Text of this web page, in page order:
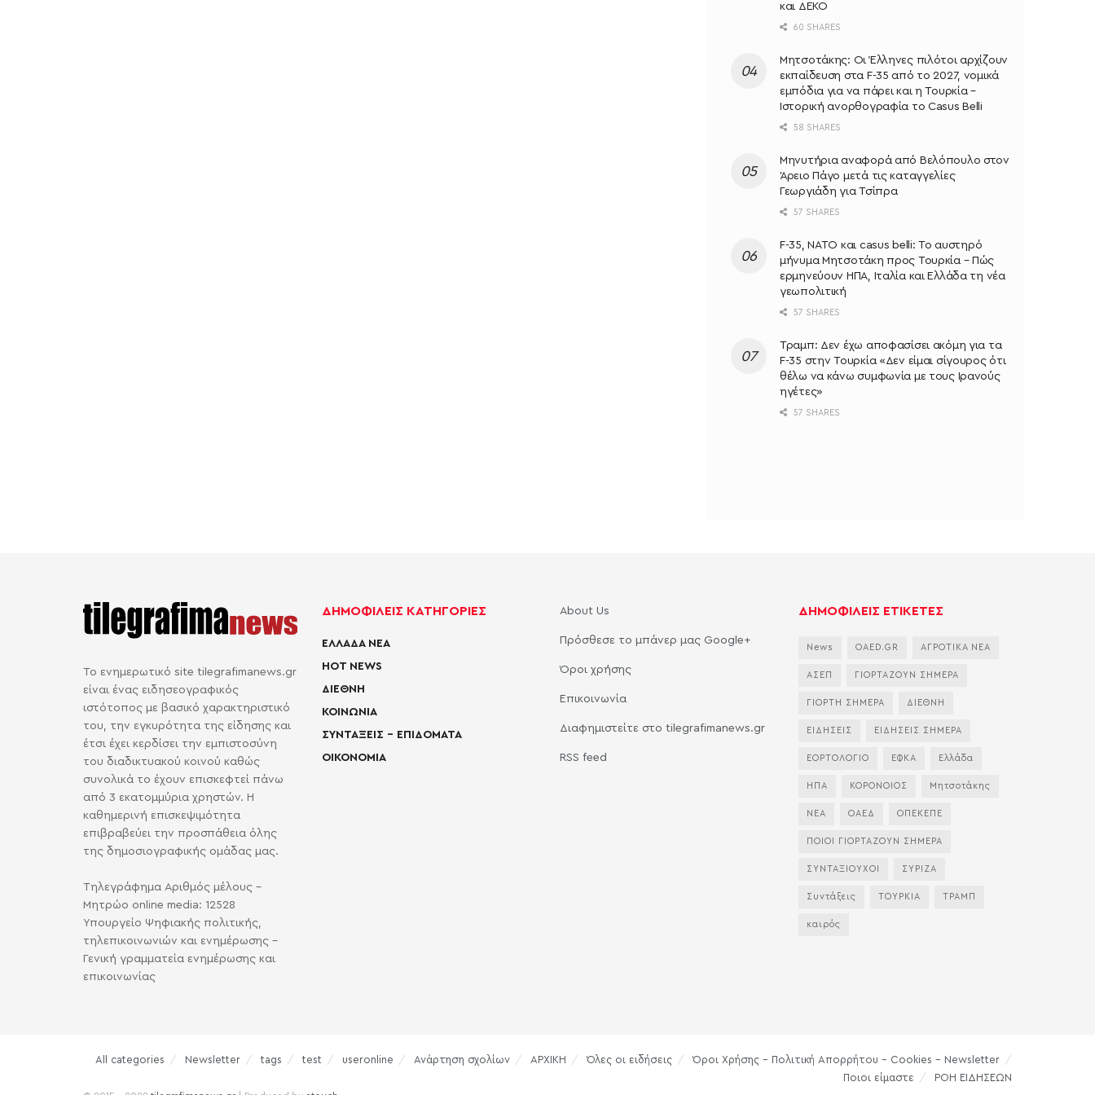
και ΔΕΚΟ
60 SHARES
Μητσοτάκης: Oι Έλληνες πιλότοι αρχίζουν
εκπαίδευση στα F-35 από το 2027, νομικά
εμπόδια για να πάρει και η Τουρκία –
Ιστορική ανορθογραφία το Casus Belli
58 SHARES
Μηνυτήρια αναφορά από Βελόπουλο στον
Άρειο Πάγο μετά τις καταγγελίες
Γεωργιάδη για Τσίπρα
57 SHARES
F-35, ΝΑΤΟ και casus belli: Το αυστηρό
μήνυμα Μητσοτάκη προς Τουρκία – Πώς
ερμηνεύουν ΗΠΑ, Ιταλία και Ελλάδα τη νέα
γεωπολιτική
57 SHARES
Τραμπ: Δεν έχω αποφασίσει ακόμη για τα
F-35 στην Τουρκία «Δεν είμαι σίγουρος ότι
θέλω να κάνω συμφωνία με τους Ιρανούς
ηγέτες»
57 SHARES
Το ενημερωτικό site tilegrafimanews.gr
είναι ένας ειδησεογραφικός
ιστότοπος με βασικό χαρακτηριστικό
του, την εγκυρότητα της είδησης και
έτσι έχει κερδίσει την εμπιστοσύνη
του διαδικτυακού κοινού καθώς
συνολικά το έχουν επισκεφτεί πάνω
από 3 εκατομμύρια χρηστών. Η
καθημερινή επισκεψιμότητα
επιβραβεύει την προσπάθεια όλης
της δημοσιογραφικής ομάδας μας.
Τηλεγράφημα Αριθμός μέλους -
Μητρώο online media: 12528
Υπουργείο Ψηφιακής πολιτικής,
τηλεπικοινωνιών και ενημέρωσης -
Γενική γραμματεία ενημέρωσης και
επικοινωνίας
ΔΗΜΟΦΙΛΕΙΣ ΚΑΤΗΓΟΡΙΕΣ
ΕΛΛΑΔΑ ΝΕΑ
HOT NEWS
ΔΙΕΘΝΗ
ΚΟΙΝΩΝΙΑ
ΣΥΝΤΑΞΕΙΣ – ΕΠΙΔΟΜΑΤΑ
ΟΙΚΟΝΟΜΙΑ
About Us
Πρόσθεσε το μπάνερ μας Google+
Όροι χρήσης
Επικοινωνία
Διαφημιστείτε στο tilegrafimanews.gr
RSS feed
ΔΗΜΟΦΙΛΕΙΣ ΕΤΙΚΕΤΕΣ
News OAED.GR ΑΓΡΟΤΙΚΑ ΝΕΑ
ΑΣΕΠ ΓΙΟΡΤΑΖΟΥΝ ΣΗΜΕΡΑ
ΓΙΟΡΤΗ ΣΗΜΕΡΑ ΔΙΕΘΝΗ
ΕΙΔΗΣΕΙΣ ΕΙΔΗΣΕΙΣ ΣΗΜΕΡΑ
ΕΟΡΤΟΛΟΓΙΟ ΕΦΚΑ Ελλάδα
ΗΠΑ ΚΟΡΟΝΟΙΟΣ Μητσοτάκης
ΝΕΑ ΟΑΕΔ ΟΠΕΚΕΠΕ
ΠΟΙΟΙ ΓΙΟΡΤΑΖΟΥΝ ΣΗΜΕΡΑ
ΣΥΝΤΑΞΙΟΥΧΟΙ ΣΥΡΙΖΑ
Συντάξεις ΤΟΥΡΚΙΑ ΤΡΑΜΠ
καιρός
All categories Newsletter tags test useronline Ανάρτηση σχολίων ΑΡΧΙΚΗ Όλες οι ειδήσεις
Όροι Χρήσης – Πολιτική Απορρήτου – Cookies – Newsletter
Ποιοι είμαστε
ΡΟΗ ΕΙΔΗΣΕΩΝ